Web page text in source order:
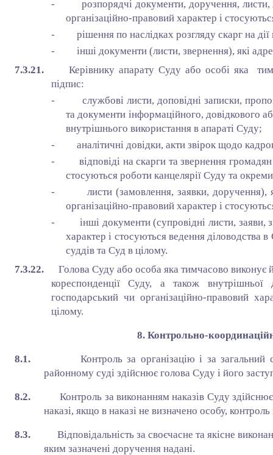
- розпорядчі документи, доручення, листи,
організаційно-правовий характер і
- рішення по наслідках розгляду скарг на дії
- інші документи (листи, звернення), які
7.3.21.Керівнику апарату Суду або особі яка
підпис:
- службові листи, доповідні записки,
та документи інформаційного, довідкового
внутрішнього використання в апараті Суду;
- аналітичні довідки, акти звірок щодо
- відповіді на скарги та звернення громадян
стосуються роботи канцелярії Суду та
- листи (замовлення, заявки, доручення),
організаційно-правовий характер і
- інші документи (супровідні листи, заяви,
характер і стосуються ведення діловодства
суддів та Суд в цілому.
7.3.22. Голова Суду або особа яка тимчасово виконує
кореспонденції Суду, а також внутрішньої
господарський чи організаційно-правовий
цілому.
8. Контрольно-
8.1. Контроль за організацію і за
районному суді здійснює голова Суду і його
8.2.Контроль за виконанням наказів Суду
наказі, якщо в наказі не визначено особу,
8.3. Відповідальність за своєчасне та якісне
яким зазначені доручення надані.